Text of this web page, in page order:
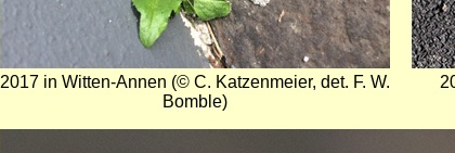
2017 in Witten-Annen (© C. Katzenmeier, det. F. W.
Bomble)